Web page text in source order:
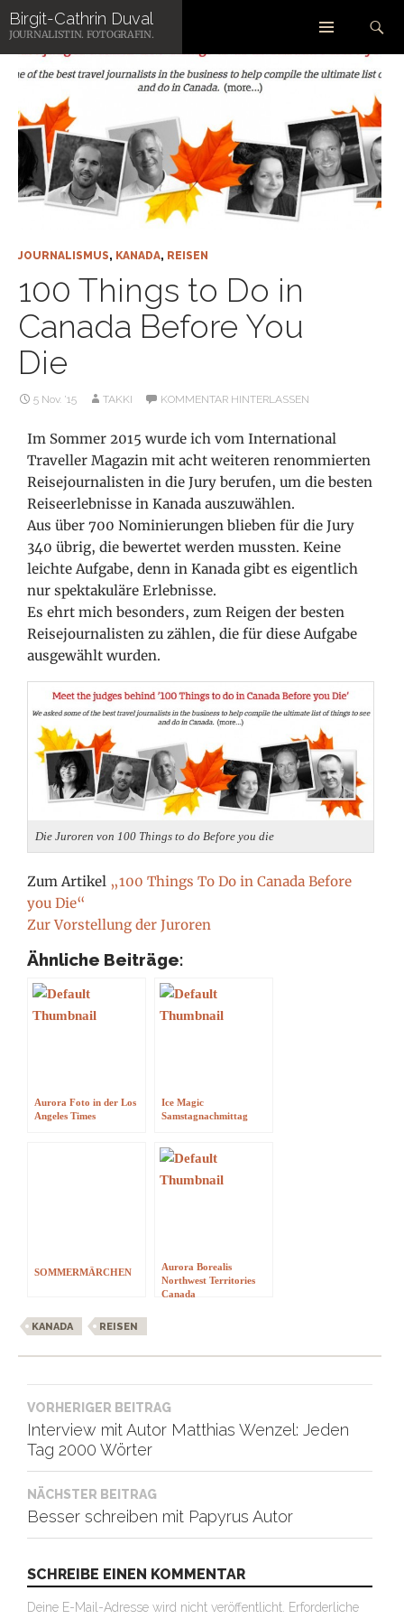
Zum
Inhalt
springen
Suchen
JOURNALISMUS, KANADA, REISEN
100 Things to Do in
Canada Before You
Die
5 Nov. ’15 TAKKI KOMMENTAR HINTERLASSEN
Im Sommer 2015 wurde ich vom International
Traveller Magazin mit acht weiteren renommierten
Reisejournalisten in die Jury berufen, um die besten
Reiseerlebnisse in Kanada auszuwählen.
Aus über 700 Nominierungen blieben für die Jury
340 übrig, die bewertet werden mussten. Keine
leichte Aufgabe, denn in Kanada gibt es eigentlich
nur spektakuläre Erlebnisse.
Es ehrt mich besonders, zum Reigen der besten
Reisejournalisten zu zählen, die für diese Aufgabe
ausgewählt wurden.
Die Juroren von 100 Things to do Before you die
Zum Artikel „100 Things To Do in Canada Before
you Die“
Zur Vorstellung der Juroren
Ähnliche Beiträge:
Aurora Foto in der Los
Angeles Times
Ice Magic
Samstagnachmittag
SOMMERMÄRCHEN
Aurora Borealis
Northwest Territories
Canada
KANADA REISEN
Beitragsnavigation
VORHERIGER BEITRAG
Interview mit Autor Matthias Wenzel: Jeden
Tag 2000 Wörter
NÄCHSTER BEITRAG
Besser schreiben mit Papyrus Autor
SCHREIBE EINEN KOMMENTAR
Deine E-Mail-Adresse wird nicht veröffentlicht. Erforderliche
Birgit-Cathrin Duval
JOURNALISTIN. FOTOGRAFIN.